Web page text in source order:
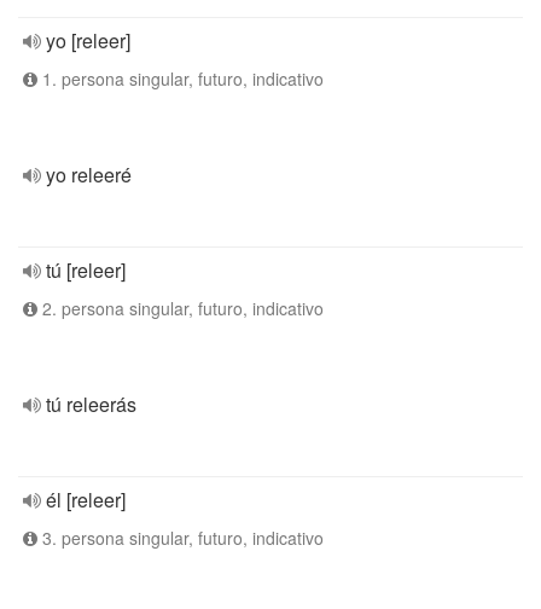
yo [releer]
1. persona singular, futuro, indicativo
yo releeré
tú [releer]
2. persona singular, futuro, indicativo
tú releerás
él [releer]
3. persona singular, futuro, indicativo